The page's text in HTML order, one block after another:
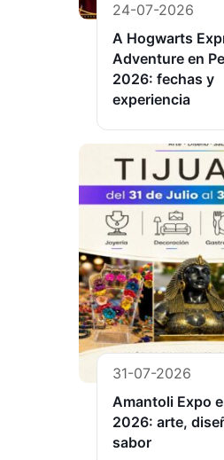
24-07-2026
A Hogwarts
Adventure en
2026: fechas y
experiencia
31-07-2026
Amantoli Expo
2026: arte,
sabor